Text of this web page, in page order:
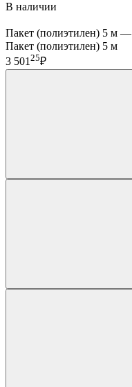
В наличии
Пакет (полиэтилен) 5 м —
Пакет (полиэтилен) 5 м
3 50125₽